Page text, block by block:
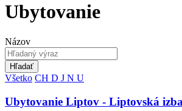
Ubytovanie
Názov
Hľadať
Všetko CH D J N U
Ubytovanie Liptov - Liptovská izba